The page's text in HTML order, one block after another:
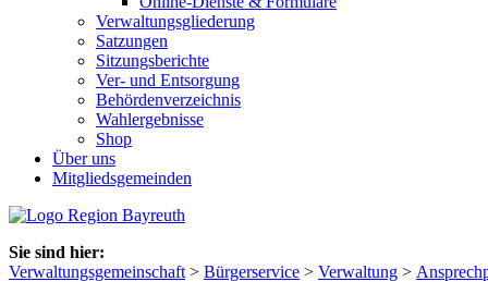
Verwaltungsgliederung
Satzungen
Sitzungsberichte
Ver- und Entsorgung
Behördenverzeichnis
Wahlergebnisse
Shop
Über uns
Mitgliedsgemeinden
Sie sind hier:
Verwaltungsgemeinschaft > Bürgerservice > Verwaltung >